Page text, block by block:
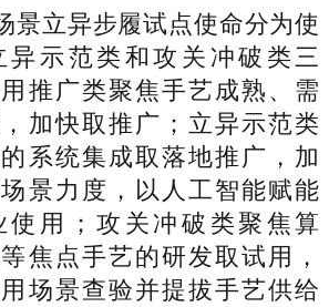
立异步履试点使命分为使
异示范类和攻关冲破类三
推广类聚焦手艺成熟、需
加快取推广；立异示范类
系统集成取落地推广，加
景力度，以人工智能赋能
使用；攻关冲破类聚焦算
焦点手艺的研发取试用，
场景查验并提拔手艺供给